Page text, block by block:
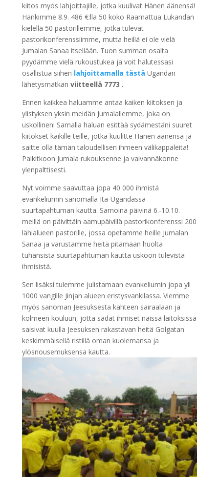
kiitos myös lahjoittajille, jotka kuulivat Hänen äänensä!
Hankimme 8.9. 486 €:lla 50 koko Raamattua Lukandan
kielellä 50 pastorillemme, jotka tulevat
pastorikonferenssiimme, mutta heillä ei ole vielä
Jumalan Sanaa itsellään. Tuon summan osalta
pyydämme vielä rukoustukea ja voit halutessasi
osallistua siihen lahjoittamalla tästä Ugandan
lähetysmatkan viitteellä 7773 .
Ennen kaikkea haluamme antaa kaiken kiitoksen ja
ylistyksen yksin meidän Jumalallemme, joka on
uskollinen! Samalla haluan esittää sydämestäni suuret
kiitokset kaikille teille, jotka kuulitte Hänen äänensä ja
saitte olla tämän taloudellisen ihmeen välikappaleita!
Palkitkoon Jumala rukouksenne ja vaivannäkönne
ylenpalttisesti.
Nyt voimme saavuttaa jopa 40 000 ihmistä
evankeliumin sanomalla Itä-Ugandassa
suurtapahtuman kautta. Samoina päivinä 6.-10.10.
meillä on päivittäin aamupäivillä pastorikonferenssi 200
lähialueen pastorille, jossa opetamme heille Jumalan
Sanaa ja varustamme heitä pitämään huolta
tuhansista suurtapahtuman kautta uskoon tulevista
ihmisistä.
Sen lisäksi tulemme julistamaan evankeliumin jopa yli
1000 vangille Jinjan alueen eristysvankilassa. Viemme
myös sanoman Jeesuksesta kahteen sairaalaan ja
kolmeen kouluun, jotta sadat ihmiset näissä laitoksissa
saisivat kuulla Jeesuksen rakastavan heitä Golgatan
keskimmäisellä ristillä oman kuolemansa ja
ylösnousemuksensa kautta.